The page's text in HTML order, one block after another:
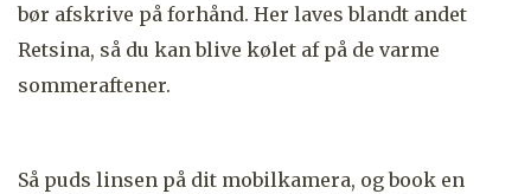
bør afskrive på forhånd. Her laves blandt andet
Retsina, så du kan blive kølet af på de varme
sommeraftener.
Så puds linsen på dit mobilkamera, og book en